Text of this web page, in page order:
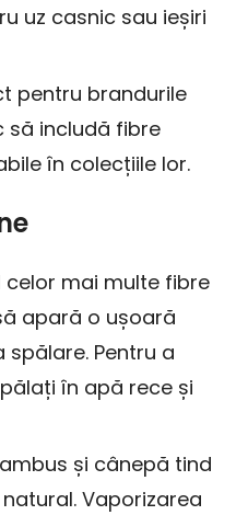
uz casnic sau ieșiri
pentru brandurile
să includă fibre
în colecțiile lor.
celor mai multe fibre
apară o ușoară
Pentru a
în apă rece și
și cânepă tind
Vaporizarea